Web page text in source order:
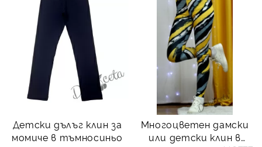
Детски дълъг клин за
момиче в тъмносиньо
Многоцветен дамски
или детски клин в